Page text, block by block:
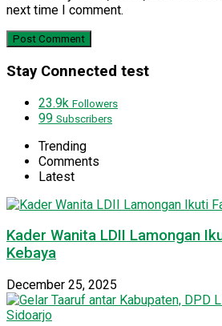
next time I comment.
Stay Connected test
23.9k Followers
99 Subscribers
Trending
Comments
Latest
Kader Wanita LDII Lamongan
Kebaya
December 25, 2025